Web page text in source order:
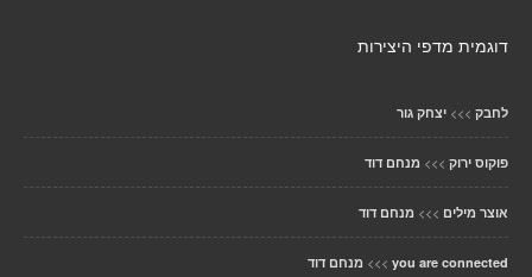
דוגמית מדפי היצירות
לחבק >>> יצחק גור
פוקוס ירוק >>> מנחם דוד
אוצר מילים >>> מנחם דוד
you are connected
>>> מנחם דוד